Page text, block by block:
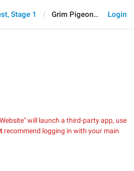
Login
Stage 1 Grim Pigeon
will launch a third-party app, use
recommend logging in with your main